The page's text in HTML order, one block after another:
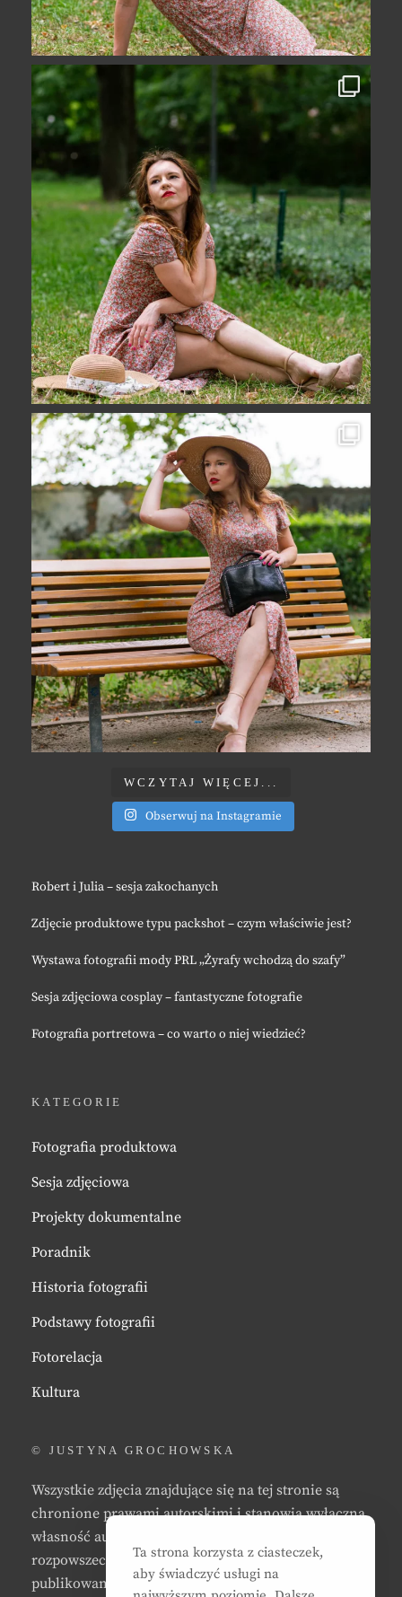
WCZYTAJ WIĘCEJ...
Obserwuj na Instagramie
Robert i Julia – sesja zakochanych
Zdjęcie produktowe typu packshot – czym właściwie jest?
Wystawa fotografii mody PRL „Żyrafy wchodzą do szafy”
Sesja zdjęciowa cosplay – fantastyczne fotografie
Fotografia portretowa – co warto o niej wiedzieć?
KATEGORIE
Fotografia produktowa
Sesja zdjęciowa
Projekty dokumentalne
Poradnik
Historia fotografii
Podstawy fotografii
Fotorelacja
Kultura
© JUSTYNA GROCHOWSKA
Wszystkie zdjęcia znajdujące się na tej stronie są
chronione prawami autorskimi i stanowią wyłączną
własność autora strony. Zabrania się kopiowania,
rozpowszechniania, reprodukowania,
publikowania, i/lub modyfikowania zdjęć bez zgody
Ta strona korzysta z ciasteczek,
aby świadczyć usługi na